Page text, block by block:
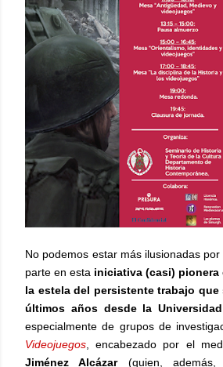
No podemos estar más ilusionadas
parte en esta iniciativa (casi) pionera
la estela del persistente trabajo
últimos años desde la
especialmente de grupos de
Videojuegos , encabezado por el
Jiménez Alcázar(quien, además,